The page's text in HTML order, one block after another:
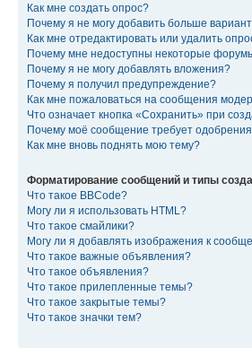
Как мне создать опрос?
Почему я не могу добавить больше
Как мне отредактировать или удалить
Почему мне недоступны некоторые
Почему я не могу добавлять вложения?
Почему я получил предупреждение?
Как мне пожаловаться на сообщения
Что означает кнопка «Сохранить» при
Почему моё сообщение требует
Как мне вновь поднять мою тему?
Форматирование сообщений и типы
Что такое BBCode?
Могу ли я использовать HTML?
Что такое смайлики?
Могу ли я добавлять изображения к
Что такое важные объявления?
Что такое объявления?
Что такое прилепленные темы?
Что такое закрытые темы?
Что такое значки тем?